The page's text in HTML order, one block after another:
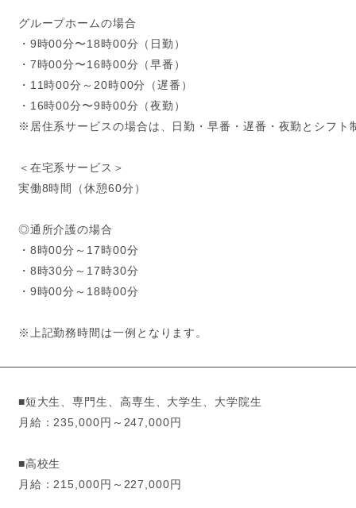
グループホームの場合
・9時00分〜18時00分（日勤）
・7時00分〜16時00分（早番）
・11時00分～20時00分（遅番）
・16時00分〜9時00分（夜勤）
※居住系サービスの場合は、日勤・早番・遅番・夜勤とシフト
＜在宅系サービス＞
実働8時間（休憩60分）
◎通所介護の場合
・8時00分～17時00分
・8時30分～17時30分
・9時00分～18時00分
※上記勤務時間は一例となります。
■短大生、専門生、高専生、大学生、大学院生
月給：235,000円～247,000円
■高校生
月給：215,000円～227,000円